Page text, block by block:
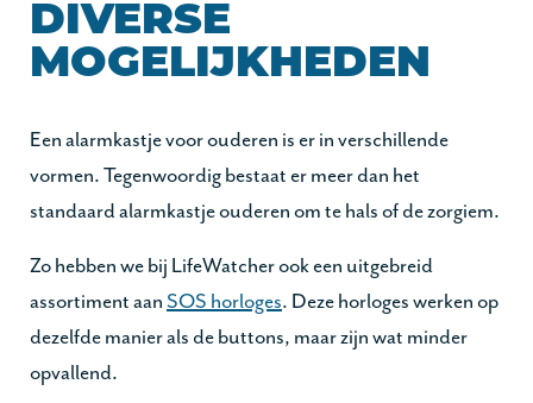
DIVERSE
MOGELIJKHEDEN
Een alarmkastje voor ouderen is er in verschillende
vormen. Tegenwoordig bestaat er meer dan het
standaard alarmkastje ouderen om te hals of de zorgiem.
Zo hebben we bij LifeWatcher ook een uitgebreid
assortiment aan SOS horloges. Deze horloges werken op
dezelfde manier als de buttons, maar zijn wat minder
opvallend.